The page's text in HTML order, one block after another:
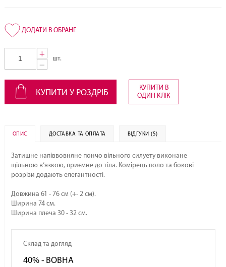
+
−
шт.
КУПИТИ У РОЗДРІБ
КУПИТИ В
ОДИН КЛІК
ОПИС ДОСТАВКА ТА ОПЛАТА ВІДГУКИ (5)
Затишне напіввовняне пончо вільного силуету виконане
щільною в’язкою, приємне до тіла. Комірець поло та бокові
розрізи додають елегантності.
Довжина 61 - 76 см (+- 2 см).
Ширина 74 см.
Ширина плеча 30 - 32 см.
Склад та догляд
40% - ВОВНА